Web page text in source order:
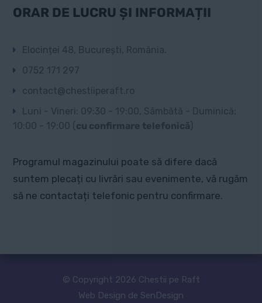
ORAR DE LUCRU ȘI INFORMAȚII
Elocinței 48, București, România.
0752 171 297
contact@chestiiperaft.ro
Luni - Vineri: 09:30 - 19:00, Sâmbătă - Duminică:
10:00 - 19:00 ( cu confirmare telefonică)
Programul magazinului poate să difere dacă
suntem plecați cu livrări sau evenimente, vă rugăm
să ne contactați telefonic pentru confirmare.
© Copyright 2026 Chestii pe Raft
Web Design de SenDesign